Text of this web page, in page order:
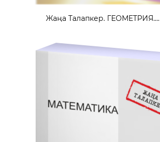
Жаңа Талапкер. ГЕОМЕТРИЯ....